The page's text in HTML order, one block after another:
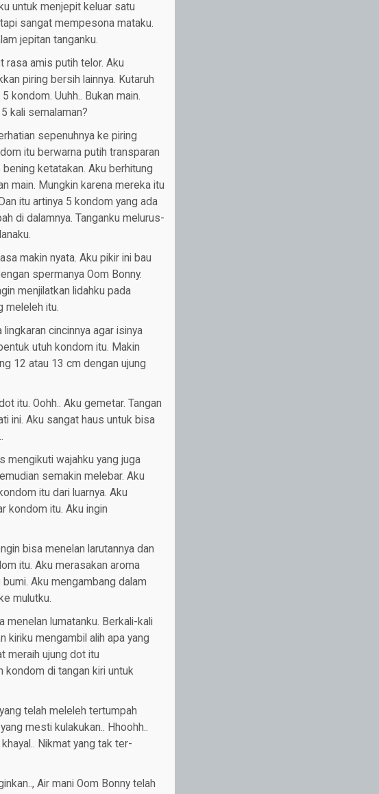
untuk menjepit keluar satu
sangat mempesona mataku.
jepitan tanganku.
rasa amis putih telor. Aku
piring bersih lainnya. Kutaruh
kondom. Uuhh.. Bukan main.
kali semalaman?
sepenuhnya ke piring
itu berwarna putih transparan
ketatakan. Aku berhitung
main. Mungkin karena mereka itu
itu artinya 5 kondom yang ada
di dalamnya. Tanganku melurus-
makin nyata. Aku pikir ini bau
spermanya Oom Bonny.
menjilatkan lidahku pada
meleleh itu.
cincinnya agar isinya
utuh kondom itu. Makin
12 atau 13 cm dengan ujung
itu. Oohh.. Aku gemetar. Tangan
ini. Aku sangat haus untuk bisa
mengikuti wajahku yang juga
semakin melebar. Aku
itu dari luarnya. Aku
kondom itu. Aku ingin
bisa menelan larutannya dan
itu. Aku merasakan aroma
Aku mengambang dalam
mulutku.
menelan lumatanku. Berkali-kali
kiriku mengambil alih apa yang
meraih ujung dot itu
kondom di tangan kiri untuk
telah meleleh tertumpah
mesti kulakukan.. Hhoohh..
Nikmat yang tak ter-
Air mani Oom Bonny telah